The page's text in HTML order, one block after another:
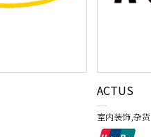
ACTUS
室内装饰,杂货